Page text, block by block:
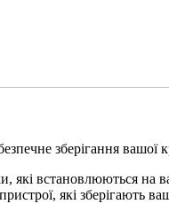
зберігання
які встановлюються на
які зберігають